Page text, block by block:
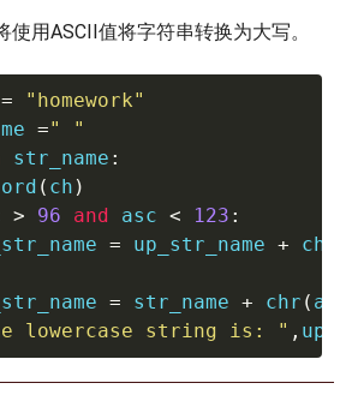
用ASCII值将字符串转换为大写。
=
"homework"
=" "
str_name :
ord ( ch )
> 96 and asc < 123 :
= up_str_name + chr
= str_name + chr (
lowercase string is: " ,